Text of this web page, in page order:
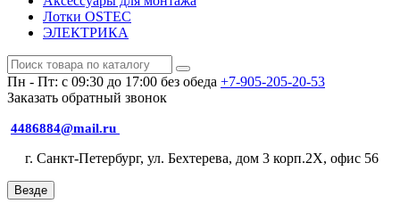
Лотки OSTEC
ЭЛЕКТРИКА
Пн - Пт: с 09:30 до 17:00 без обеда +7-905-205-20-53
Заказать обратный звонок
4486884@mail.ru
г. Санкт-Петербург, ул. Бехтерева, дом 3 корп.2X, офис 56
Везде